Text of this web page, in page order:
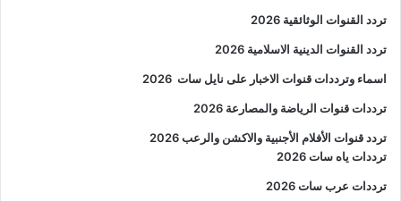
تردد القنوات الوثائقية 2026
تردد القنوات الدينية الاسلامية 2026
اسماء وترددات قنوات الاخبار على نايل سات 2026
ترددات قنوات الرياضة والمصارعة 2026
تردد قنوات الأفلام الأجنبية والاكشن والرعب2026
ترددات ياه سات 2026
ترددات عرب سات 2026